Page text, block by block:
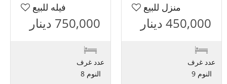
منزل للبيع
450,000 دينار
عدد غرف
النوم 9
فيله للبيع
750,000 دينار
عدد غرف
النوم 8